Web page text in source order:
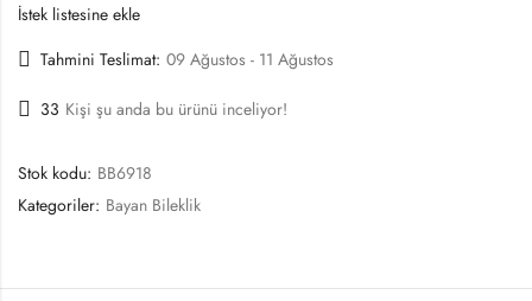
İstek listesine ekle
Tahmini Teslimat: 09 Ağustos - 11 Ağustos
33 Kişi şu anda bu ürünü inceliyor!
Stok kodu: BB6918
Kategoriler: Bayan Bileklik